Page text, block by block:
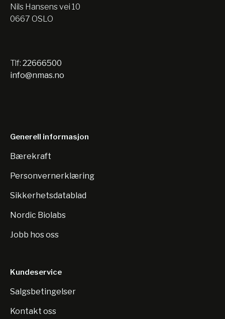
Nils Hansens vei 10
0667 OSLO
Tlf: 22666500
info@nmas.no
Generell informasjon
Bærekraft
Personvernerklæring
Sikkerhetsdatablad
Nordic Biolabs
Jobb hos oss
Kundeservice
Salgsbetingelser
Kontakt oss